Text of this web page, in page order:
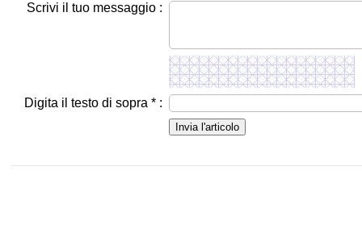
Scrivi il tuo messaggio :
Digita il testo di sopra * :